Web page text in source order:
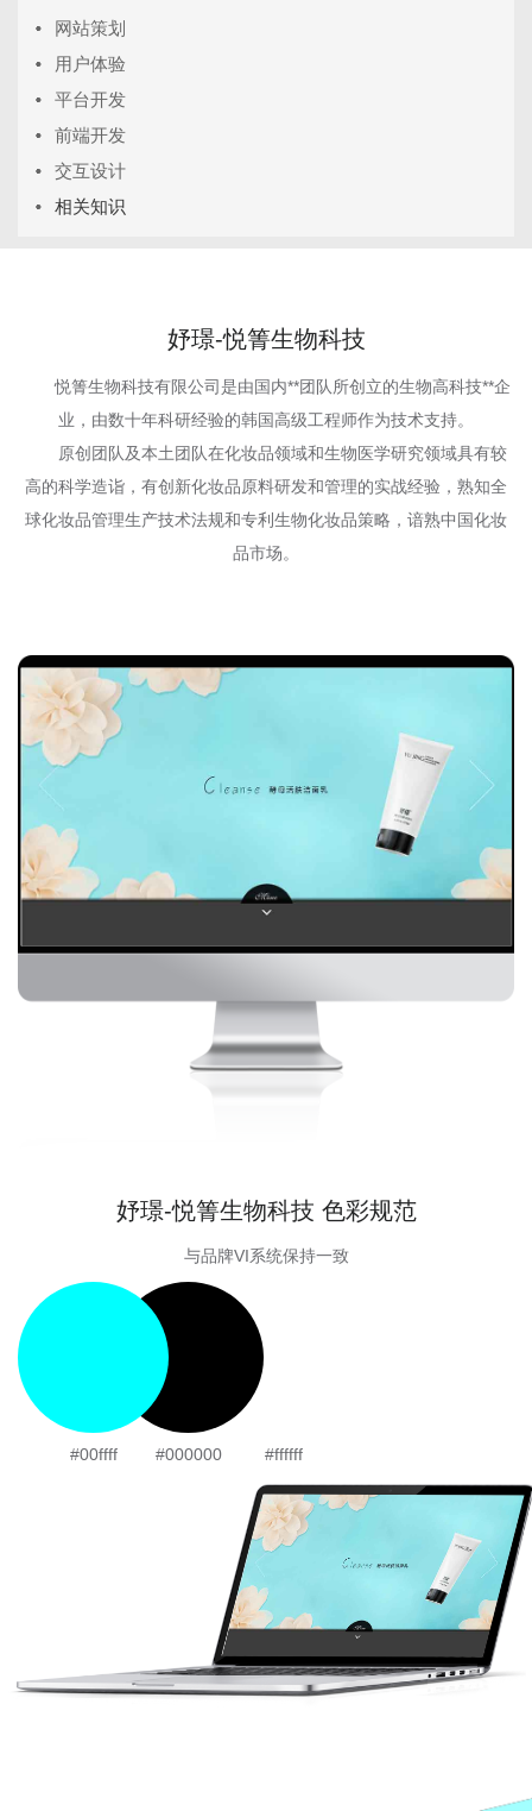
网站策划
用户体验
平台开发
前端开发
交互设计
相关知识
妤璟-悦箐生物科技
悦箐生物科技有限公司是由国内**团队所创立的生物高科技**企
业，由数十年科研经验的韩国高级工程师作为技术支持。
原创团队及本土团队在化妆品领域和生物医学研究领域具有较
高的科学造诣，有创新化妆品原料研发和管理的实战经验，熟知全
球化妆品管理生产技术法规和专利生物化妆品策略，谙熟中国化妆
品市场。
妤璟-悦箐生物科技 色彩规范
与品牌VI系统保持一致
#00ffff #000000 #ffffff